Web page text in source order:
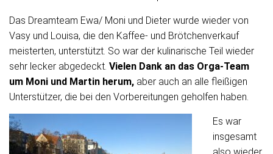
Das Dreamteam Ewa/ Moni und Dieter wurde wieder von
Vasy und Louisa, die den Kaffee- und Brötchenverkauf
meisterten, unterstützt. So war der kulinarische Teil wieder
sehr lecker abgedeckt. Vielen Dank an das Orga-Team
um Moni und Martin herum, aber auch an alle fleißigen
Unterstützer, die bei den Vorbereitungen geholfen haben.
Es war
insgesamt